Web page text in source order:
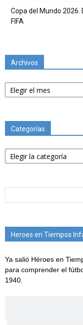
Copa del Mundo 2026.
FIFA
Archivos
Archivos
Categorías
Categorías
Heroes en Tiempos
Ya salió Héroes en
para comprender el
1940.